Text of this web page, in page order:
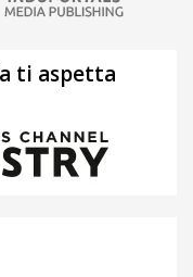
ti aspetta